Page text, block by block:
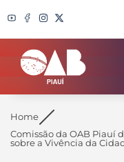
Search
Home
Comissão da OAB Piauí
sobre a Vivência da